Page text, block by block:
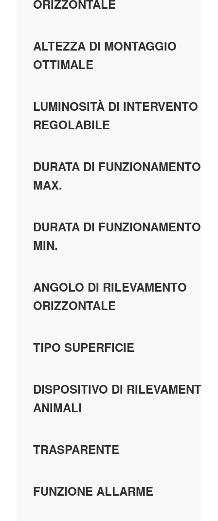
ORIZZONTALE
ALTEZZA DI MONTAGGIO
OTTIMALE
LUMINOSITÀ DI INTERVENTO
REGOLABILE
DURATA DI FUNZIONAMENTO
MAX.
DURATA DI FUNZIONAMENTO
MIN.
ANGOLO DI RILEVAMENTO
ORIZZONTALE
TIPO SUPERFICIE
DISPOSITIVO DI RILEVAMENTO
ANIMALI
TRASPARENTE
FUNZIONE ALLARME